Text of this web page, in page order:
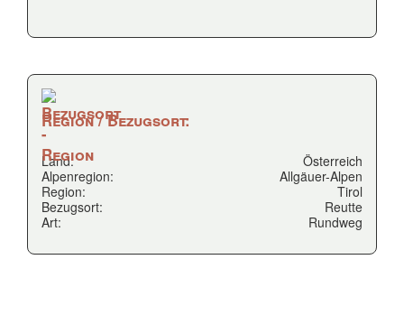
Region / Bezugsort:
Land:
Österreich
Alpenregion:
Allgäuer-Alpen
Region:
Tirol
Bezugsort:
Reutte
Art:
Rundweg